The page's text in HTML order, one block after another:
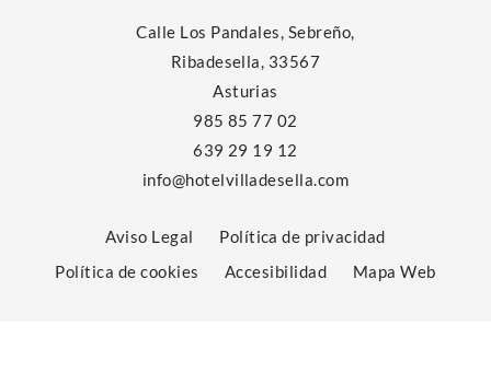
Calle Los Pandales, Sebreño,
Ribadesella, 33567
Asturias
985 85 77 02
639 29 19 12
info@hotelvilladesella.com
Aviso Legal
Política de privacidad
Política de cookies
Accesibilidad Mapa Web